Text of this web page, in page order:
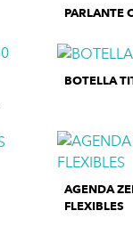
PARLANTE
BOTELLA
AGENDA
FLEXIBLES